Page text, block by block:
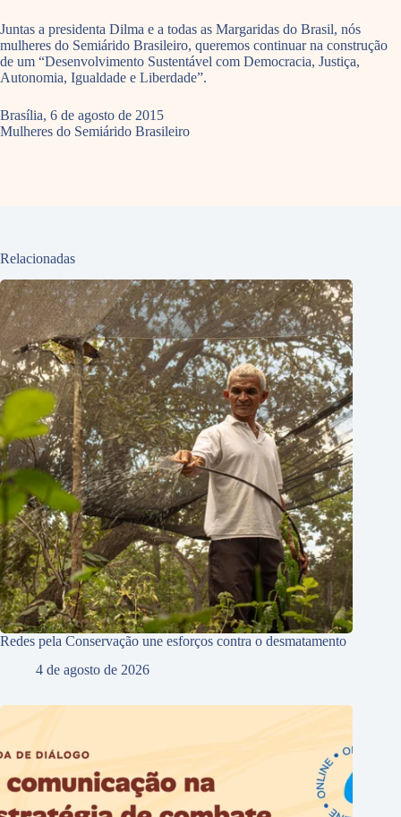
Juntas a presidenta Dilma e a todas as Margaridas do Brasil, nós
mulheres do Semiárido Brasileiro, queremos continuar na construção
de um “Desenvolvimento Sustentável com Democracia, Justiça,
Autonomia, Igualdade e Liberdade”.
Brasília, 6 de agosto de 2015
Mulheres do Semiárido Brasileiro
Relacionadas
Redes pela Conservação une esforços contra o desmatamento
4 de agosto de 2026